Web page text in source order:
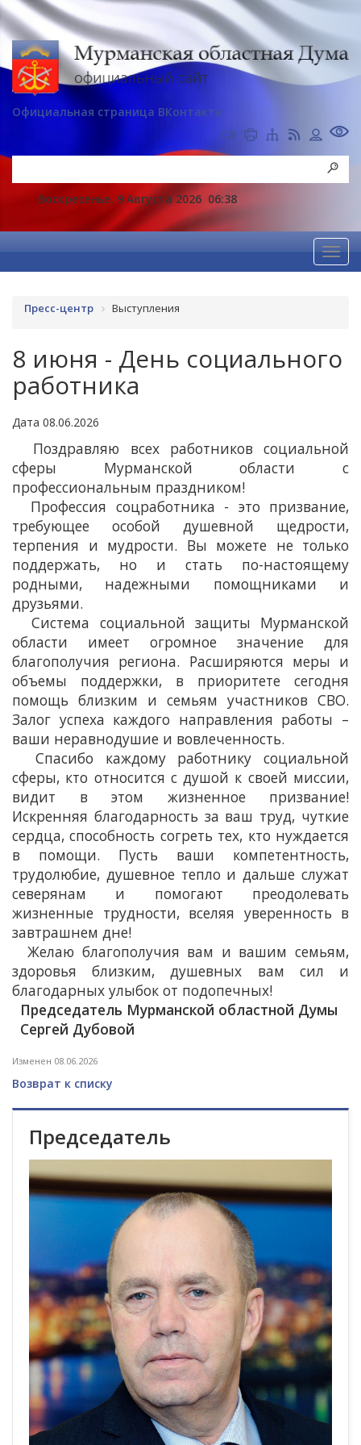
Официальная страница ВКонтакте
Воскресенье, 9 Августа 2026 06:38
Пресс-центр Выступления
8 июня - День социального
работника
Дата 08.06.2026
Поздравляю всех работников социальной
сферы Мурманской области с
профессиональным праздником!
Профессия соцработника - это призвание,
требующее особой душевной щедрости,
терпения и мудрости. Вы можете не только
поддержать, но и стать по-настоящему
родными, надежными помощниками и
друзьями.
Система социальной защиты Мурманской
области имеет огромное значение для
благополучия региона. Расширяются меры и
объемы поддержки, в приоритете сегодня
помощь близким и семьям участников СВО.
Залог успеха каждого направления работы –
ваши неравнодушие и вовлеченность.
Спасибо каждому работнику социальной
сферы, кто относится с душой к своей миссии,
видит в этом жизненное призвание!
Искренняя благодарность за ваш труд, чуткие
сердца, способность согреть тех, кто нуждается
в помощи. Пусть ваши компетентность,
трудолюбие, душевное тепло и дальше служат
северянам и помогают преодолевать
жизненные трудности, вселяя уверенность в
завтрашнем дне!
Желаю благополучия вам и вашим семьям,
здоровья близким, душевных вам сил и
благодарных улыбок от подопечных!
Председатель Мурманской областной Думы
Сергей Дубовой
Изменен 08.06.2026
Возврат к списку
Председатель